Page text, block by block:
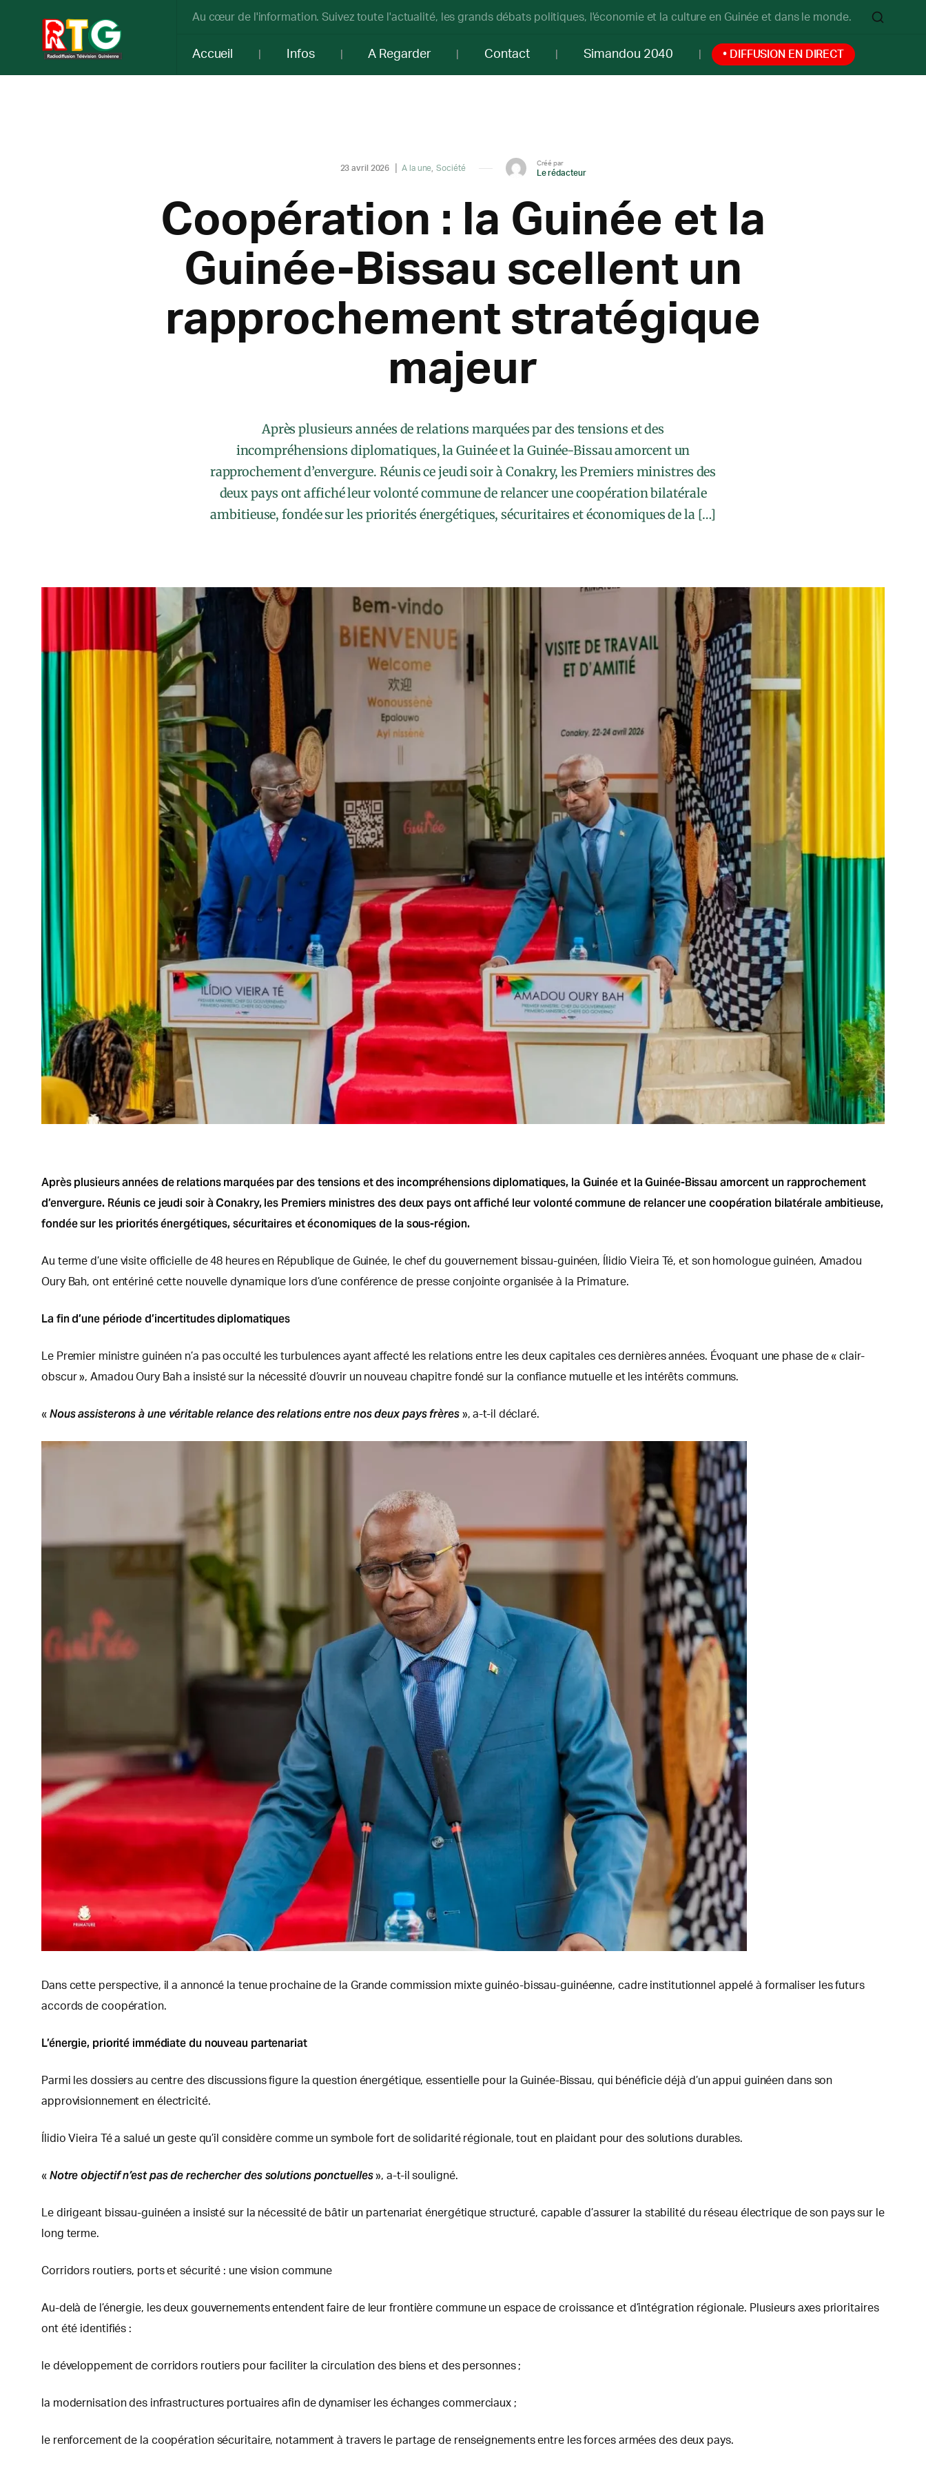
Au cœur de l'information. Suivez toute l'actualité, les grands débats politiques, l'économie et la culture en Guinée et dans le monde.
Accueil Infos A Regarder Contact Simandou 2040 • DIFFUSION EN DIRECT
23 avril 2026 A la une Société
Créé par
Le rédacteur
Coopération : la Guinée et la
Guinée-Bissau scellent un
rapprochement stratégique
majeur
Après plusieurs années de relations marquées par des tensions et des
incompréhensions diplomatiques, la Guinée et la Guinée-Bissau amorcent un
rapprochement d’envergure. Réunis ce jeudi soir à Conakry, les Premiers ministres des
deux pays ont affiché leur volonté commune de relancer une coopération bilatérale
ambitieuse, fondée sur les priorités énergétiques, sécuritaires et économiques de la […]
Après plusieurs années de relations marquées par des tensions et des incompréhensions diplomatiques, la Guinée et la Guinée-Bissau amorcent un rapprochement
d’envergure. Réunis ce jeudi soir à Conakry, les Premiers ministres des deux pays ont affiché leur volonté commune de relancer une coopération bilatérale ambitieuse,
fondée sur les priorités énergétiques, sécuritaires et économiques de la sous-région.
Au terme d’une visite officielle de 48 heures en République de Guinée, le chef du gouvernement bissau-guinéen, Ílidio Vieira Té, et son homologue guinéen, Amadou
Oury Bah, ont entériné cette nouvelle dynamique lors d’une conférence de presse conjointe organisée à la Primature.
La fin d’une période d’incertitudes diplomatiques
Le Premier ministre guinéen n’a pas occulté les turbulences ayant affecté les relations entre les deux capitales ces dernières années. Évoquant une phase de « clair-
obscur », Amadou Oury Bah a insisté sur la nécessité d’ouvrir un nouveau chapitre fondé sur la confiance mutuelle et les intérêts communs.
« Nous assisterons à une véritable relance des relations entre nos deux pays frères », a-t-il déclaré.
Dans cette perspective, il a annoncé la tenue prochaine de la Grande commission mixte guinéo-bissau-guinéenne, cadre institutionnel appelé à formaliser les futurs
accords de coopération.
L’énergie, priorité immédiate du nouveau partenariat
Parmi les dossiers au centre des discussions figure la question énergétique, essentielle pour la Guinée-Bissau, qui bénéficie déjà d’un appui guinéen dans son
approvisionnement en électricité.
Ílidio Vieira Té a salué un geste qu’il considère comme un symbole fort de solidarité régionale, tout en plaidant pour des solutions durables.
« Notre objectif n’est pas de rechercher des solutions ponctuelles », a-t-il souligné.
Le dirigeant bissau-guinéen a insisté sur la nécessité de bâtir un partenariat énergétique structuré, capable d’assurer la stabilité du réseau électrique de son pays sur le
long terme.
Corridors routiers, ports et sécurité : une vision commune
Au-delà de l’énergie, les deux gouvernements entendent faire de leur frontière commune un espace de croissance et d’intégration régionale. Plusieurs axes prioritaires
ont été identifiés :
le développement de corridors routiers pour faciliter la circulation des biens et des personnes ;
la modernisation des infrastructures portuaires afin de dynamiser les échanges commerciaux ;
le renforcement de la coopération sécuritaire, notamment à travers le partage de renseignements entre les forces armées des deux pays.